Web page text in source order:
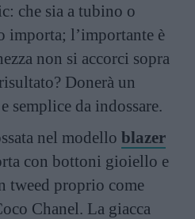
che sia a tubino o
importa; l’importante è
non si accorci sopra
Donerà un
semplice da indossare.
nel modello blazer
con bottoni gioiello e
tweed proprio come
Chanel. La giacca